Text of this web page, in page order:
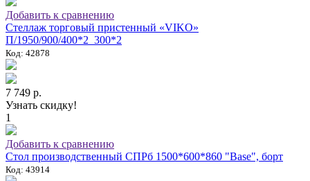
Добавить к сравнению
Стеллаж торговый пристенный «VIKO»
П/1950/900/400*2_300*2
Код: 42878
7 749 р.
Узнать скидку!
1
Добавить к сравнению
Стол производственный СПРб 1500*600*860 "Base", борт
Код: 43914